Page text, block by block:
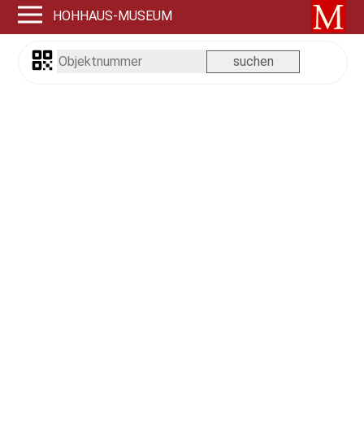
HOHHAUS-MUSEUM